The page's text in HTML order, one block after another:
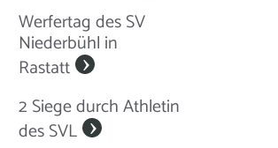
Werfertag des SV
Niederbühl in
Rastatt
2 Siege durch Athletin
des SVL